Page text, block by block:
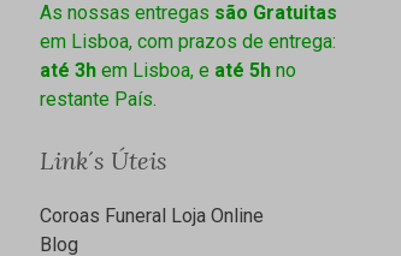
As nossas entregas são Gratuitas
em Lisboa, com prazos de entrega:
até 3h em Lisboa, e até 5h no
restante País.
Link´s Úteis
Coroas Funeral Loja Online
Blog